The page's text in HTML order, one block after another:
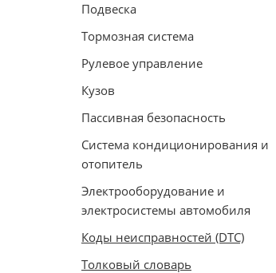
Подвеска
Тормозная система
Рулевое управление
Кузов
Пассивная безопасность
Система кондиционирования и
отопитель
Электрооборудование и
электросистемы автомобиля
Коды неисправностей (DTC)
Толковый словарь